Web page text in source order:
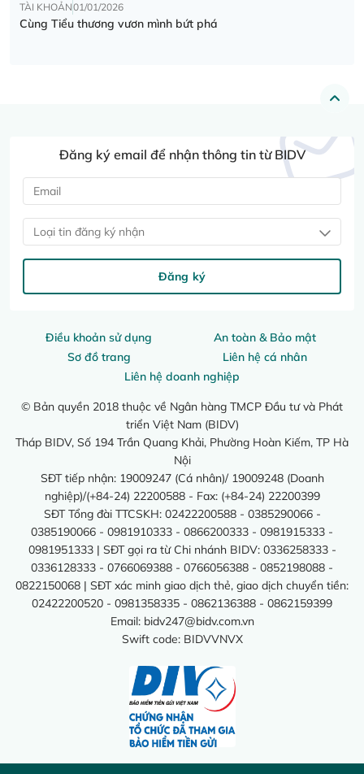
TÀI KHOẢN01/01/2026
Cùng Tiểu thương vươn mình bứt phá
Điều khoản sử dụng
An toàn & Bảo mật
Sơ đồ trang
Liên hệ cá nhân
Liên hệ doanh nghiệp
© Bản quyền 2018 thuộc về Ngân hàng TMCP Đầu tư và Phát
triển Việt Nam (BIDV)
Tháp BIDV, Số 194 Trần Quang Khải, Phường Hoàn Kiếm, TP Hà
Nội
SĐT tiếp nhận: 19009247 (Cá nhân)/ 19009248 (Doanh
nghiệp)/(+84-24) 22200588 - Fax: (+84-24) 22200399
SĐT Tổng đài TTCSKH: 02422200588 - 0385290066 -
0385190066 - 0981910333 - 0866200333 - 0981915333 -
0981951333 | SĐT gọi ra từ Chi nhánh BIDV: 0336258333 -
0336128333 - 0766069388 - 0766056388 - 0852198088 -
0822150068 | SĐT xác minh giao dịch thẻ, giao dịch chuyển tiền:
02422200520 - 0981358335 - 0862136388 - 0862159399
Email: bidv247@bidv.com.vn
Swift code: BIDVVNVX
Đăng ký email để nhận thông tin từ BIDV
Loại tin đăng ký nhận
Đăng ký